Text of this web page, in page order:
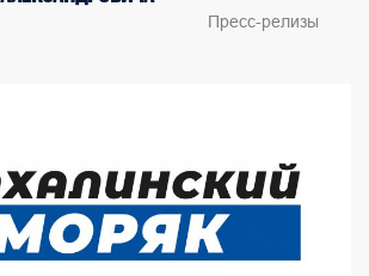
Пресс-релизы